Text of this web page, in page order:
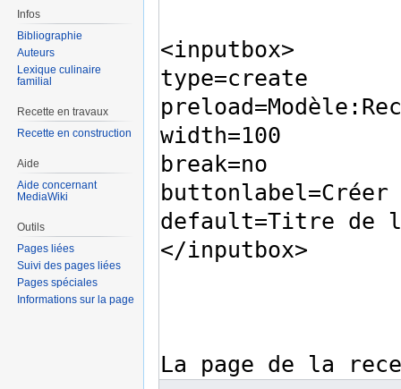
Infos
Bibliographie
Auteurs
Lexique culinaire
familial
Recette en travaux
Recette en construction
Aide
Aide concernant
MediaWiki
Outils
Pages liées
Suivi des pages liées
Pages spéciales
Informations sur la page